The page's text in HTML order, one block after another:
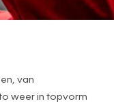
van
weer in topvorm